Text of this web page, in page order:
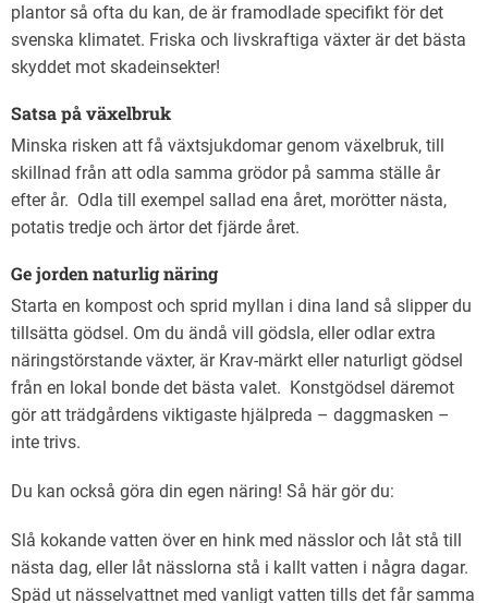
plantor så ofta du kan, de är framodlade specifikt för det
svenska klimatet. Friska och livskraftiga växter är det bästa
skyddet mot skadeinsekter!
Satsa på växelbruk
Minska risken att få växtsjukdomar genom växelbruk, till
skillnad från att odla samma grödor på samma ställe år
efter år. Odla till exempel sallad ena året, morötter nästa,
potatis tredje och ärtor det fjärde året.
Ge jorden naturlig näring
Starta en kompost och sprid myllan i dina land så slipper du
tillsätta gödsel. Om du ändå vill gödsla, eller odlar extra
näringstörstande växter, är Krav-märkt eller naturligt gödsel
från en lokal bonde det bästa valet. Konstgödsel däremot
gör att trädgårdens viktigaste hjälpreda – daggmasken –
inte trivs.
Du kan också göra din egen näring! Så här gör du:
Slå kokande vatten över en hink med nässlor och låt stå till
nästa dag, eller låt nässlorna stå i kallt vatten i några dagar.
Späd ut nässelvattnet med vanligt vatten tills det får samma